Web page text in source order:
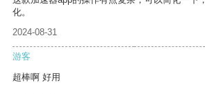
化。
2024-08-31
游客
超棒啊 好用